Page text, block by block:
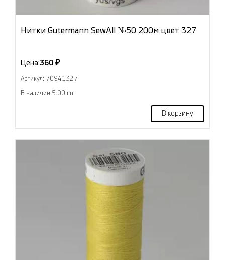
Нитки Gutermann SewAll №50 200м цвет 327
Цена:360 ₽
Артикул: 70941327
В наличии 5.00 шт
В корзину